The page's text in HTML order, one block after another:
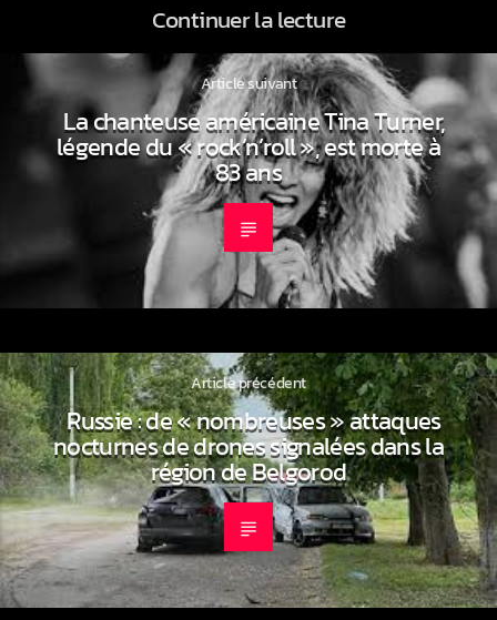
Continuer la lecture
Article suivant
La chanteuse américaine Tina Turner,
légende du « rock’n’roll », est morte à
83 ans
Article précédent
Russie : de « nombreuses » attaques
nocturnes de drones signalées dans la
région de Belgorod